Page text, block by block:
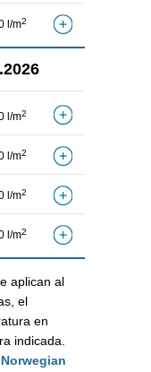
l/m2
l/m2
l/m2
l/m2
l/m2
aplican al
el
en
indicada.
Norwegian